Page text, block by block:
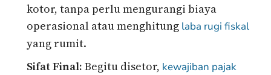
kotor, tanpa perlu mengurangi biaya
operasional atau menghitung laba rugi fiskal
yang rumit.
Sifat Final: Begitu disetor, kewajiban pajak